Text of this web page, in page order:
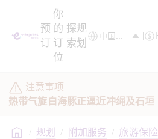
预
订
你
的
订
位
探
索
规
划
注意事项
热带气旋白海豚正逼近冲绳及石垣
/ 规划 / 附加服务 / 旅游保险